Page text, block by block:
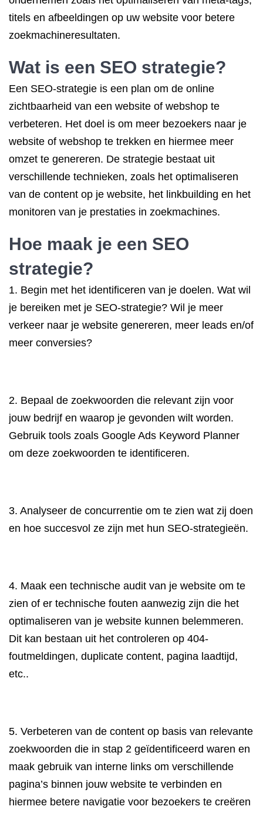
titels en afbeeldingen op uw website voor betere
zoekmachineresultaten.
Wat is een SEO strategie?
Een SEO-strategie is een plan om de online
zichtbaarheid van een website of webshop te
verbeteren. Het doel is om meer bezoekers naar je
website of webshop te trekken en hiermee meer
omzet te genereren. De strategie bestaat uit
verschillende technieken, zoals het optimaliseren
van de content op je website, het linkbuilding en het
monitoren van je prestaties in zoekmachines.
Hoe maak je een SEO
strategie?
1. Begin met het identificeren van je doelen. Wat wil
je bereiken met je SEO-strategie? Wil je meer
verkeer naar je website genereren, meer leads en/of
meer conversies?
2. Bepaal de zoekwoorden die relevant zijn voor
jouw bedrijf en waarop je gevonden wilt worden.
Gebruik tools zoals Google Ads Keyword Planner
om deze zoekwoorden te identificeren.
3. Analyseer de concurrentie om te zien wat zij doen
en hoe succesvol ze zijn met hun SEO-strategieën.
4. Maak een technische audit van je website om te
zien of er technische fouten aanwezig zijn die het
optimaliseren van je website kunnen belemmeren.
Dit kan bestaan uit het controleren op 404-
foutmeldingen, duplicate content, pagina laadtijd,
etc..
5. Verbeteren van de content op basis van relevante
zoekwoorden die in stap 2 geïdentificeerd waren en
maak gebruik van interne links om verschillende
pagina’s binnen jouw website te verbinden en
hiermee betere navigatie voor bezoekers te creëren